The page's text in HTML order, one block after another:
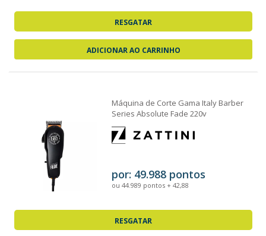
RESGATAR
ADICIONAR AO CARRINHO
Máquina de Corte Gama Italy Barber
Series Absolute Fade 220v
por: 49.988 pontos
ou 44.989 pontos + 42,88
RESGATAR